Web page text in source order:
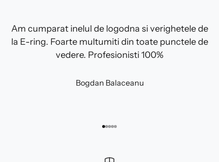
Am cumparat inelul de logodna si verighetele de
la E-ring. Foarte multumiti din toate punctele de
vedere. Profesionisti 100%
Bogdan Balaceanu
Mergi la articolul 1
Mergi la articolul 2
Mergi la articolul 3
Mergi la articolul 4
Mergi la articolul 5